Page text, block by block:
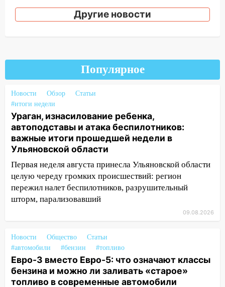
06:30 Какая погода будет в Ульяновской
области днем 9 августа
три знака получат шанс, который нельзя
20:10 Во время урагана в Ульяновске на
Волге перевернулась лодка
19:55 В Ульяновске упавшее дерево
заблокировало в машине двух женщин
17:15
В Ульяновской области
ремонтируют девять мостов: один уже
готов, ещё два — почти завершены
17:00 «Ульяновскалипсис»: последствия
области на 9 августа
16:34
Из-за мощной непогоды в
Ульяновске отменили фестиваль «Наше
время»
Другие новости
Популярное
Новости Обзор
Статьи
#итоги недели
Ураган, изнасилование ребенка,
автоподставы и атака беспилотников:
важные итоги прошедшей недели в
Ульяновской области
Первая неделя августа принесла Ульяновской области
целую череду громких происшествий: регион
пережил налет беспилотников, разрушительный
шторм, парализовавший
09.08.2026
Новости Общество
Статьи
#автомобили
#бензин #топливо
Евро-3 вместо Евро-5: что означают классы
бензина и можно ли заливать «старое»
топливо в современные автомобили